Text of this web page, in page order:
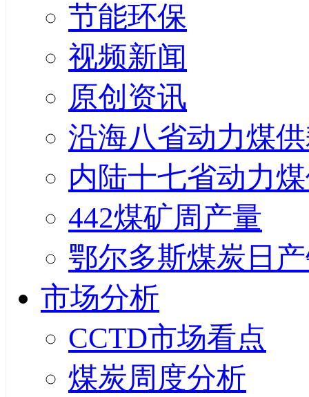
节能环保
视频新闻
原创资讯
沿海八省动力煤
内陆十七省动力
442煤矿周产量
鄂尔多斯煤炭日
市场分析
CCTD市场看点
煤炭周度分析